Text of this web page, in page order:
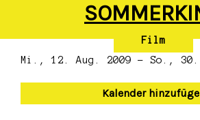
Film
Mi., 12. Aug. 2009 - So., 30.
Kalender